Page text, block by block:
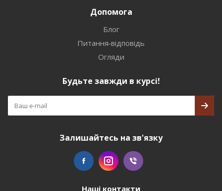
Допомога
Блог
Питання-відповідь
Огляди
Будьте завжди в курсі!
Залишайтесь на зв'язку
Наші контакти